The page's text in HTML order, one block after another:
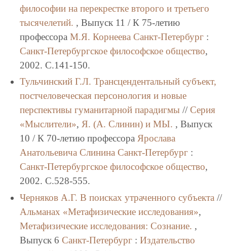
философии на перекрестке второго и третьего
тысячелетий. , Выпуск 11 / К 75-летию
профессора М.Я. Корнеева Санкт-Петербург:
Санкт-Петербургское философское общество,
2002. C.141-150.
Тульчинский Г.Л. Трансцендентальный субъект,
постчеловеческая персонология и новые
перспективы гуманитарной парадигмы// Серия
«Мыслители», Я. (А. Слинин) и МЫ. , Выпуск
10 / К 70-летию профессора Ярослава
Анатольевича Слинина Санкт-Петербург:
Санкт-Петербургское философское общество,
2002. C.528-555.
Черняков А.Г. В поисках утраченного субъекта //
Альманах «Метафизические исследования»,
Метафизические исследования: Сознание. ,
Выпуск 6 Санкт-Петербург: Издательство